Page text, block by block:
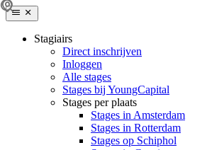
Stagiairs
Direct inschrijven
Inloggen
Alle stages
Stages bij YoungCapital
Stages per plaats
Stages in Amsterdam
Stages in Rotterdam
Stages op Schiphol